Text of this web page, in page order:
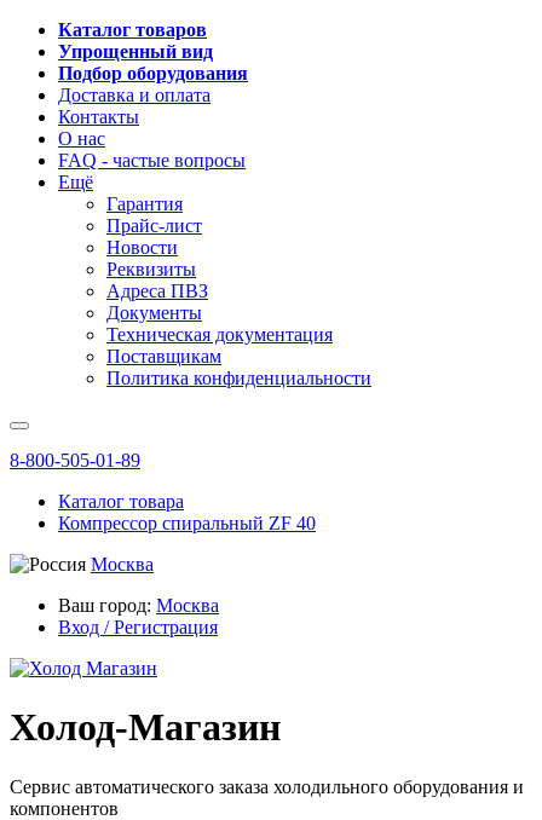
Каталог товаров
Упрощенный вид
Подбор оборудования
Доставка и оплата
Контакты
О нас
FAQ - частые вопросы
Ещё
Гарантия
Прайс-лист
Новости
Реквизиты
Адреса ПВЗ
Документы
Техническая документация
Поставщикам
Политика конфиденциальности
8-800-505-01-89
Каталог товара
Компрессор спиральный ZF 40
Москва
Ваш город: Москва
Вход / Регистрация
Холод-Магазин
Сервис автоматического заказа холодильного оборудования и
компонентов